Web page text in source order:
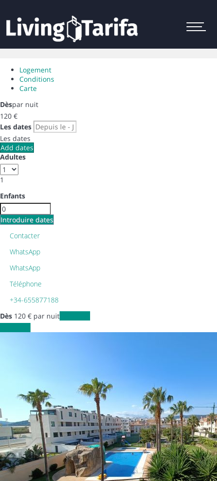
Menu
Logement
Conditions
Carte
Dèspar nuit
120 €
Les dates
Les dates
Add dates
Adultes
1
Enfants
Introduire dates
Contacter
WhatsApp
WhatsApp
Téléphone
+34-655877188
Dès 120 € par nuit